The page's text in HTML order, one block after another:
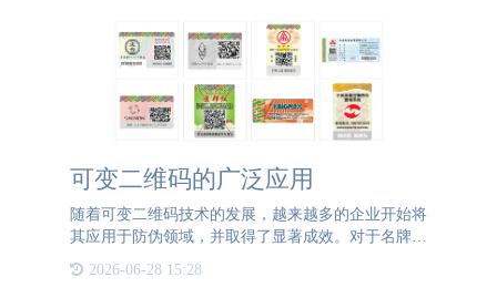
可变二维码的广泛应用
随着可变二维码技术的发展，越来越多的企业开始将
其应用于防伪领域，并取得了显著成效。对于名牌商
一个可变二维码，消费者可以通过简单的扫码动作验
2026-06-28 15:28